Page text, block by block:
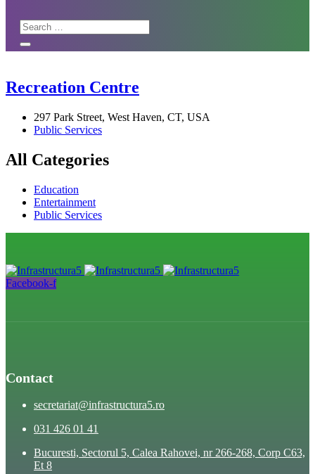
Recreation Centre
297 Park Street, West Haven, CT, USA
Public Services
All Categories
Education
Entertainment
Public Services
Facebook-f
Contact
secretariat@infrastructura5.ro
031 426 01 41
Bucuresti, Sectorul 5, Calea Rahovei, nr 266-268, Corp C63,
Et 8